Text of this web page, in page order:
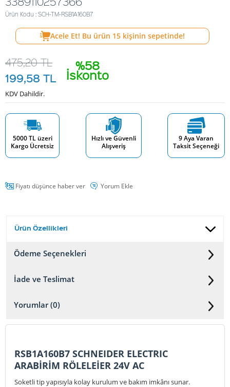
Ürün Kodu : SCH-TM-RSB1A160B7
Acele Et! Bu ürün 15 kişinin sepetinde!
%58
İskonto
475,20TL
199,58 TL
KDV Dahildir.
5000 TL üzeri
Kargo Ücretsiz
Hızlı ve Güvenli
Alışveriş
9 Aya Varan
Taksit Seçeneği
Fiyatı düşünce haber ver Yorum Ekle
Ürün Özellikleri
Ödeme Seçenekleri
İade ve Teslimat
Yorumlar (0)
RSB1A160B7 SCHNEIDER ELECTRIC
ARABİRİM RÖLELEİER 24V AC
Soketli tip yapısıyla kolay kurulum ve bakım imkânı sunar.